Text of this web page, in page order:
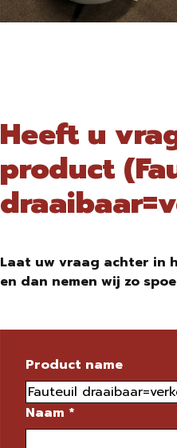
Heeft u
product
Laat uw vraag achter in
en dan nemen wij zo
Product name
Naam *